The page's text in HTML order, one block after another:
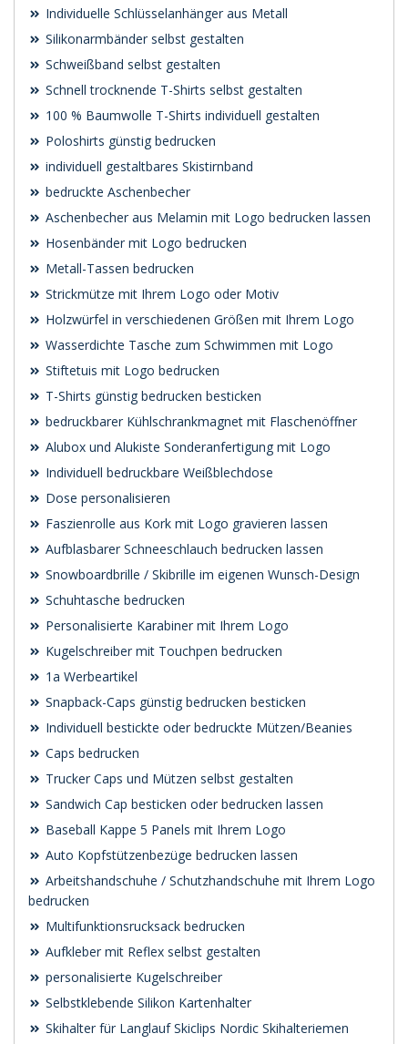
Individuelle Schlüsselanhänger aus Metall
Silikonarmbänder selbst gestalten
Schweißband selbst gestalten
Schnell trocknende T-Shirts selbst gestalten
100 % Baumwolle T-Shirts individuell gestalten
Poloshirts günstig bedrucken
individuell gestaltbares Skistirnband
bedruckte Aschenbecher
Aschenbecher aus Melamin mit Logo bedrucken lassen
Hosenbänder mit Logo bedrucken
Metall-Tassen bedrucken
Strickmütze mit Ihrem Logo oder Motiv
Holzwürfel in verschiedenen Größen mit Ihrem Logo
Wasserdichte Tasche zum Schwimmen mit Logo
Stiftetuis mit Logo bedrucken
T-Shirts günstig bedrucken besticken
bedruckbarer Kühlschrankmagnet mit Flaschenöffner
Alubox und Alukiste Sonderanfertigung mit Logo
Individuell bedruckbare Weißblechdose
Dose personalisieren
Faszienrolle aus Kork mit Logo gravieren lassen
Aufblasbarer Schneeschlauch bedrucken lassen
Snowboardbrille / Skibrille im eigenen Wunsch-Design
Schuhtasche bedrucken
Personalisierte Karabiner mit Ihrem Logo
Kugelschreiber mit Touchpen bedrucken
1a Werbeartikel
Snapback-Caps günstig bedrucken besticken
Individuell bestickte oder bedruckte Mützen/Beanies
Caps bedrucken
Trucker Caps und Mützen selbst gestalten
Sandwich Cap besticken oder bedrucken lassen
Baseball Kappe 5 Panels mit Ihrem Logo
Auto Kopfstützenbezüge bedrucken lassen
Arbeitshandschuhe / Schutzhandschuhe mit Ihrem Logo
bedrucken
Multifunktionsrucksack bedrucken
Aufkleber mit Reflex selbst gestalten
personalisierte Kugelschreiber
Selbstklebende Silikon Kartenhalter
Skihalter für Langlauf Skiclips Nordic Skihalteriemen